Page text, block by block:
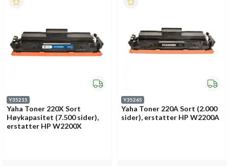
Y35215
Yaha Toner 220X Sort
Høykapasitet (7.500 sider),
erstatter HP W2200X
Y35265
Yaha Toner 220A Sort (2.000
sider), erstatter HP W2200A